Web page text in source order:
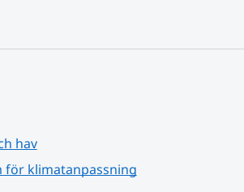
hav
för klimatanpassning